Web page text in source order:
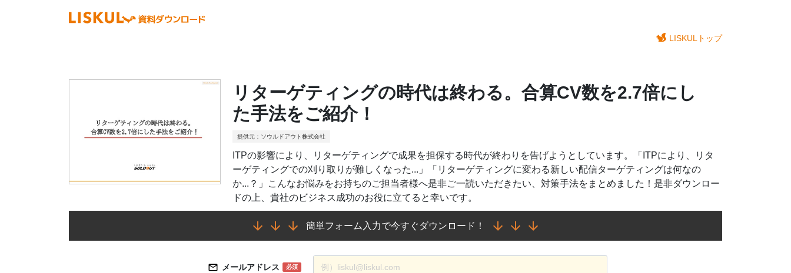
LISKULトップ
リターゲティングの時代は終わる。合算CV数を2.7倍にし
た手法をご紹介！
提供元：ソウルドアウト株式会社
ITPの影響により、リターゲティングで成果を担保する時代が終わりを告げようとしています。「ITPにより、リタ
ーゲティングでの刈り取りが難しくなった...」「リターゲティングに変わる新しい配信ターゲティングは何なの
か...？」こんなお悩みをお持ちのご担当者様へ是非ご一読いただきたい、対策手法をまとめました！是非ダウンロー
ドの上、貴社のビジネス成功のお役に立てると幸いです。
簡単フォーム入力で今すぐダウンロード！
メールアドレス 必須